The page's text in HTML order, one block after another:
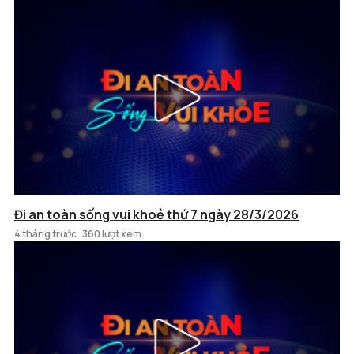
Đi an toàn sống vui khoẻ thứ 7 ngày 28/3/2026
4 tháng trước 360 lượt xem